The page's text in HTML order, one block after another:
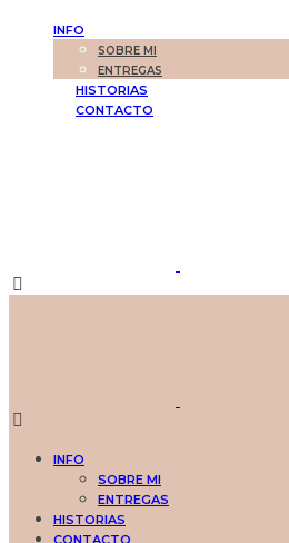
INFO
SOBRE MI
ENTREGAS
HISTORIAS
CONTACTO
INFO
SOBRE MI
ENTREGAS
HISTORIAS
CONTACTO